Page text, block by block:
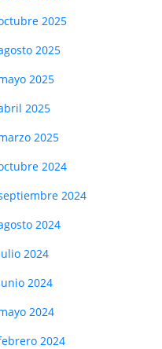
2025
2025
2025
2025
2025
2024
2024
2024
2024
2024
2024
2024